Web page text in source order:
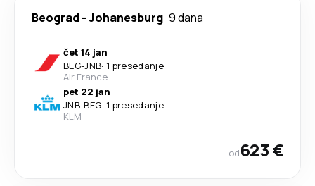
Beograd-Johanesburg 9 dana
čet 14 jan
BEG-JNB· 1 presedanje
Air France
pet 22 jan
JNB-BEG· 1 presedanje
KLM
od623 €